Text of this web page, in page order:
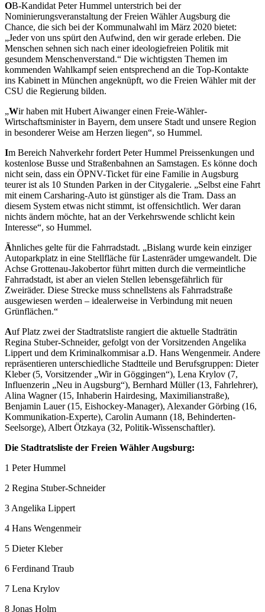
OB-Kandidat Peter Hummel unterstrich bei der
Nominierungsveranstaltung der Freien Wähler Augsburg die
Chance, die sich bei der Kommunalwahl im März 2020 bietet:
„Jeder von uns spürt den Aufwind, den wir gerade erleben. Die
Menschen sehnen sich nach einer ideologiefreien Politik mit
gesundem Menschenverstand.“ Die wichtigsten Themen im
kommenden Wahlkampf seien entsprechend an die Top-Kontakte
ins Kabinett in München angeknüpft, wo die Freien Wähler mit der
CSU die Regierung bilden.
„Wir haben mit Hubert Aiwanger einen Freie-Wähler-
Wirtschaftsminister in Bayern, dem unsere Stadt und unsere Region
in besonderer Weise am Herzen liegen“, so Hummel.
Im Bereich Nahverkehr fordert Peter Hummel Preissenkungen und
kostenlose Busse und Straßenbahnen an Samstagen. Es könne doch
nicht sein, dass ein ÖPNV-Ticket für eine Familie in Augsburg
teurer ist als 10 Stunden Parken in der Citygalerie. „Selbst eine Fahrt
mit einem Carsharing-Auto ist günstiger als die Tram. Dass an
diesem System etwas nicht stimmt, ist offensichtlich. Wer daran
nichts ändern möchte, hat an der Verkehrswende schlicht kein
Interesse“, so Hummel.
Ähnliches gelte für die Fahrradstadt. „Bislang wurde kein einziger
Autoparkplatz in eine Stellfläche für Lastenräder umgewandelt. Die
Achse Grottenau-Jakobertor führt mitten durch die vermeintliche
Fahrradstadt, ist aber an vielen Stellen lebensgefährlich für
Zweiräder. Diese Strecke muss schnellstens als Fahrradstraße
ausgewiesen werden – idealerweise in Verbindung mit neuen
Grünflächen.“
Auf Platz zwei der Stadtratsliste rangiert die aktuelle Stadträtin
Regina Stuber-Schneider, gefolgt von der Vorsitzenden Angelika
Lippert und dem Kriminalkommisar a.D. Hans Wengenmeir. Andere
repräsentieren unterschiedliche Stadtteile und Berufsgruppen: Dieter
Kleber (5, Vorsitzender „Wir in Göggingen“), Lena Krylov (7,
Influenzerin „Neu in Augsburg“), Bernhard Müller (13, Fahrlehrer),
Alina Wagner (15, Inhaberin Hairdesing, Maximilianstraße),
Benjamin Lauer (15, Eishockey-Manager), Alexander Görbing (16,
Kommunikation-Experte), Carolin Aumann (18, Behinderten-
Seelsorge), Albert Ötzkaya (32, Politik-Wissenschaftler).
Die Stadtratsliste der Freien Wähler Augsburg:
1 Peter Hummel
2 Regina Stuber-Schneider
3 Angelika Lippert
4 Hans Wengenmeir
5 Dieter Kleber
6 Ferdinand Traub
7 Lena Krylov
8 Jonas Holm